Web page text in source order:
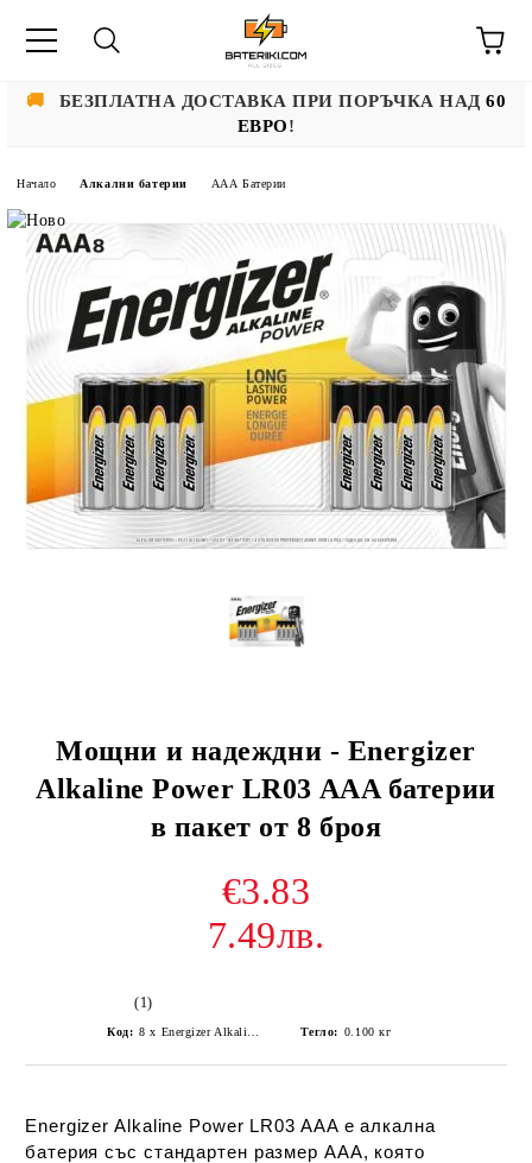
🚚 БЕЗПЛАТНА ДОСТАВКА ПРИ ПОРЪЧКА НАД60
ЕВРО!
Начало Алкални батерии ААА Батерии
Мощни и надеждни - Energizer
Alkaline Power LR03 AAA батерии
в пакет от 8 броя
€3.83
7.49лв.
(1)
Код: Тегло: 0.100 кг
Energizer Alkaline Power LR03 AAA е алкална
батерия със стандартен размер AAA, която